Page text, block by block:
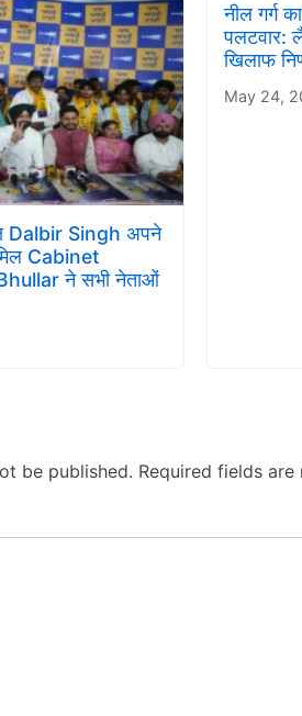
Dalbir Singh अपने
Cabinet
ने सभी नेताओं
नील गर्ग
पलटवार:
खिलाफ
May 24,
be published. Required fields are